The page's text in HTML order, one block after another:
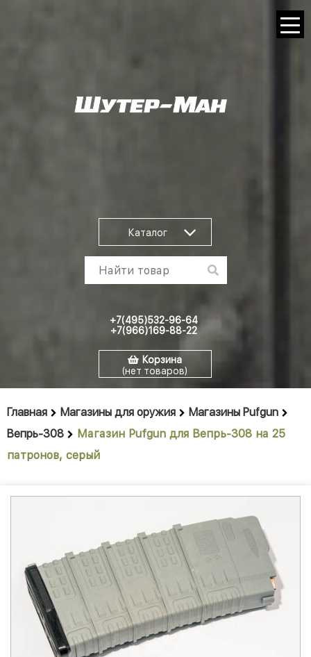
Каталог
+7(495)532-96-64
+7(966)169-88-22
Корзина
(нет товаров)
Главная Магазины для оружия
Магазины Pufgun
Вепрь-308
Магазин Pufgun для Вепрь-308 на 25
патронов, серый